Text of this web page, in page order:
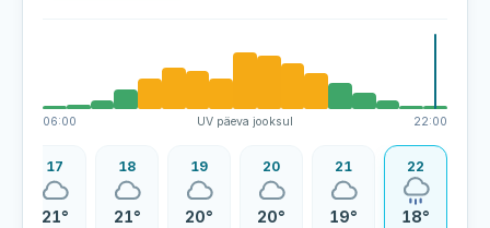
06:00 UV päeva jooksul 22:00
17
21°
18
21°
19
20°
20
20°
21
19°
22
18°